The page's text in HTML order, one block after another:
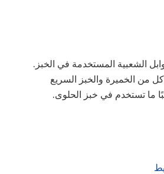
الشعبية المستخدمة في الخبز.
من الخميرة والخبز السريع
ما تستخدم في خبز الحلوى.